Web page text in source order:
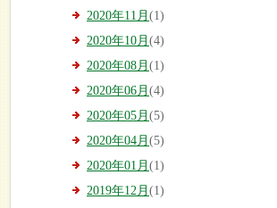
2020年11月 (1)
2020年10月 (4)
2020年08月 (1)
2020年06月 (4)
2020年05月 (5)
2020年04月 (5)
2020年01月 (1)
2019年12月 (1)